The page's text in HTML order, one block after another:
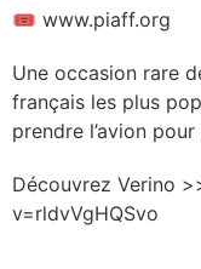
🎟 www.piaff.org
Une occasion rare
français les plus
prendre l’avion pour
Découvrez Verino
v=rldvVgHQSvo